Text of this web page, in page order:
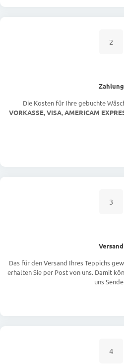
2
Zahlung
Die Kosten für Ihre gebuchte
VORKASSE,VISA,AMERICAM
3
Versand
Das für den Versand Ihres Teppichs
erhalten Sie per Post von uns. Damit
uns
4